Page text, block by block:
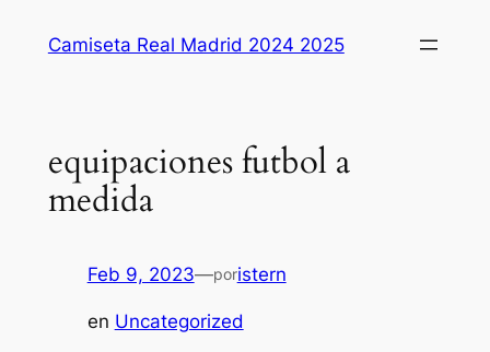
Camiseta Real Madrid 2024 2025
equipaciones futbol a
medida
Feb 9, 2023—poristern
en Uncategorized